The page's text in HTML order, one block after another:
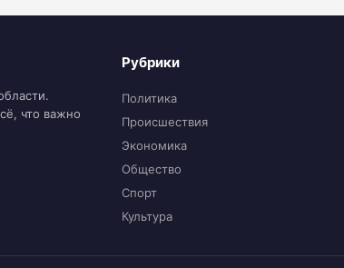
что важно
Рубрики
Политика
Происшествия
Экономика
Общество
Спорт
Культура